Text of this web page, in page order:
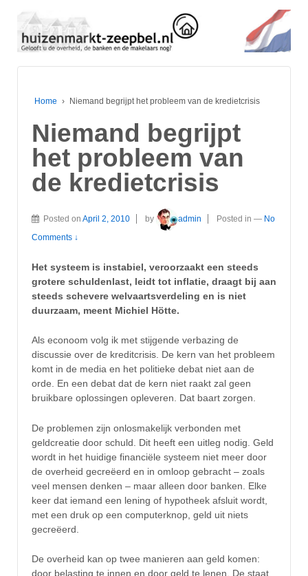
Home › Niemand begrijpt het probleem van de kredietcrisis
Niemand begrijpt
het probleem van
de kredietcrisis
Posted on April 2, 2010 by admin Posted in — No
Comments ↓
Het systeem is instabiel, veroorzaakt een steeds
grotere schuldenlast, leidt tot inflatie, draagt bij aan
steeds schevere welvaartsverdeling en is niet
duurzaam, meent Michiel Hötte.
Als econoom volg ik met stijgende verbazing de
discussie over de kreditcrisis. De kern van het probleem
komt in de media en het politieke debat niet aan de
orde. En een debat dat de kern niet raakt zal geen
bruikbare oplossingen opleveren. Dat baart zorgen.
De problemen zijn onlosmakelijk verbonden met
geldcreatie door schuld. Dit heeft een uitleg nodig. Geld
wordt in het huidige financiële systeem niet meer door
de overheid gecreëerd en in omloop gebracht – zoals
veel mensen denken – maar alleen door banken. Elke
keer dat iemand een lening of hypotheek afsluit wordt,
met een druk op een computerknop, geld uit niets
gecreëerd.
De overheid kan op twee manieren aan geld komen:
door belasting te innen en door geld te lenen. De staat